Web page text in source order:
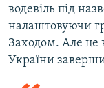
водевіль під
налаштовуючи
Заходом. Але це
України